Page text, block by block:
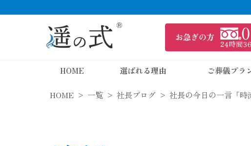
HOME 選ばれる理由 ご葬儀プラ
HOME 一覧 社長ブログ 社長の今日の一言「時